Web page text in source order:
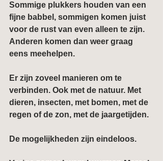
Sommige plukkers houden van een
fijne babbel, sommigen komen juist
voor de rust van even alleen te zijn.
Anderen komen dan weer graag
eens meehelpen.
Er zijn zoveel manieren om te
verbinden. Ook met de natuur. Met
dieren, insecten, met bomen, met de
regen of de zon, met de jaargetijden.
De mogelijkheden zijn eindeloos.